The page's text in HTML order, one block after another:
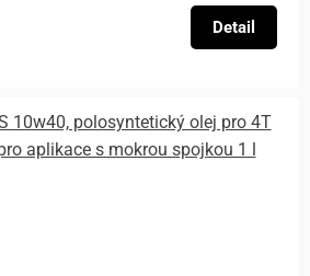
Detail
10w40, polosyntetický olej pro 4T
aplikace s mokrou spojkou 1 l